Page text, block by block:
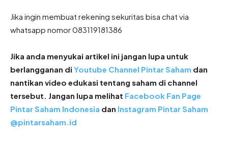
Jika ingin membuat rekening sekuritas bisa chat via
whatsapp nomor 083119181386
Jika anda menyukai artikel ini jangan lupa untuk
berlangganan di Youtube Channel Pintar Saham dan
nantikan video edukasi tentang saham di channel
tersebut. Jangan lupa melihat Facebook Fan Page
Pintar Saham Indonesia dan Instagram Pintar Saham
@pintarsaham.id